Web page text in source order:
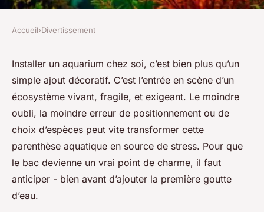
Top astuces incontournables
pour réussir en aquariophilie
Claude •30/03/2026 20:16 •11 min de lecture
Accueil›Divertissement
Installer un aquarium chez soi, c’est bien plus qu’un
simple ajout décoratif. C’est l’entrée en scène d’un
écosystème vivant, fragile, et exigeant. Le moindre
oubli, la moindre erreur de positionnement ou de
choix d’espèces peut vite transformer cette
parenthèse aquatique en source de stress. Pour que
le bac devienne un vrai point de charme, il faut
anticiper - bien avant d’ajouter la première goutte
d’eau.